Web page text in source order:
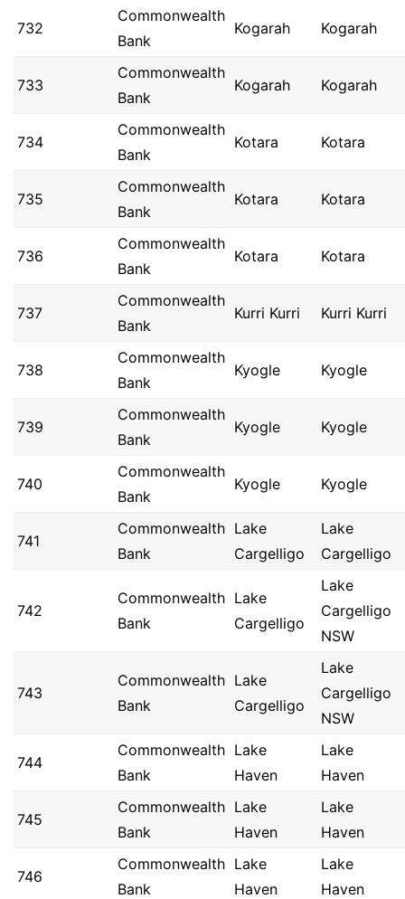
732
Commonwealth
Bank
Kogarah Kogarah
733
Commonwealth
Bank
Kogarah Kogarah
734
Commonwealth
Bank
Kotara Kotara
735
Commonwealth
Bank
Kotara Kotara
736
Commonwealth
Bank
Kotara Kotara
737
Commonwealth
Bank
Kurri Kurri Kurri Kurri
738
Commonwealth
Bank
Kyogle Kyogle
739
Commonwealth
Bank
Kyogle Kyogle
740
Commonwealth
Bank
Kyogle Kyogle
741
Commonwealth
Bank
Lake
Cargelligo
Lake
Cargelligo
742
Commonwealth
Bank
Lake
Cargelligo
Lake
Cargelligo
NSW
743
Commonwealth
Bank
Lake
Cargelligo
Lake
Cargelligo
NSW
744
Commonwealth
Bank
Lake
Haven
Lake
Haven
745
Commonwealth
Bank
Lake
Haven
Lake
Haven
746
Commonwealth
Bank
Lake
Haven
Lake
Haven